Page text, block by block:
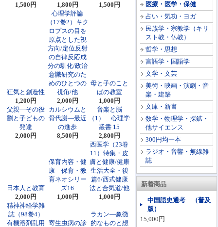
医療・医学・保健
占い・気功・ヨガ
民族学・宗教学（キリ
スト教・仏教）
哲学・思想
言語学・国語学
文学・文芸
美術・映画・演劇・音
楽・建築
文庫・新書
数学・物理学・採鉱・
他サイエンス
300円均一本
ラジオ・音響・無線雑
誌
新着商品
中国語史通考 （普及
版）
15,000円
1,500円
1,800円
1,500円
狂気と創造性
1,200円
心理学評論
（17巻2）キク
ロプスの目を
原点とした視
方向/定位反射
の自律反応成
分の馴化/政治
意識研究のた
めのひとつの
視角/他
2,000円
母と子のこと
ばの教室
1,000円
父親―その役
割と子どもの
発達
2,000円
カルシウムと
骨代謝―最近
の進歩
8,500円
音楽と脳
（1） 心理学
叢書 15
2,800円
日本人と教育
2,000円
保育内容・健
康 保育・教
育ネオシリー
ズ16
1,000円
西医学（23巻
11）特集・皮
膚と健康/健康
生活大全・後
篇6/西式健康
法と合気道/他
1,000円
精神神経学雑
誌（98巻4）
有機溶剤乱用
寄生虫病の診
ラカン―象徴
的なものと想